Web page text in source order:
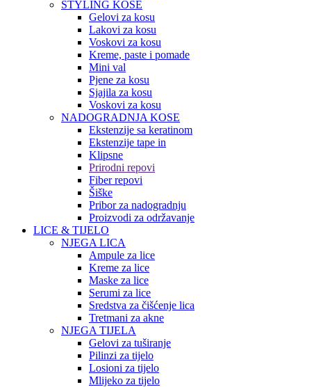
STYLING KOSE
Gelovi za kosu
Lakovi za kosu
Voskovi za kosu
Kreme, paste i pomade
Mini val
Pjene za kosu
Sjajila za kosu
Voskovi za kosu
NADOGRADNJA KOSE
Ekstenzije sa keratinom
Ekstenzije tape in
Klipsne
Prirodni repovi
Fiber repovi
Šiške
Pribor za nadogradnju
Proizvodi za održavanje
LICE & TIJELO
NJEGA LICA
Ampule za lice
Kreme za lice
Maske za lice
Serumi za lice
Sredstva za čišćenje lica
Tretmani za akne
NJEGA TIJELA
Gelovi za tuširanje
Pilinzi za tijelo
Losioni za tijelo
Mlijeko za tijelo